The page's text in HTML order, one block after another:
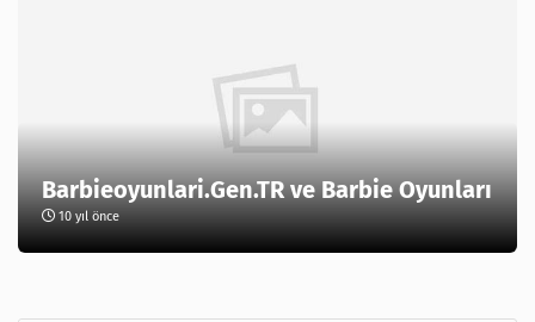
Barbieoyunlari.Gen.TR ve Barbie Oyunları
10 yıl önce